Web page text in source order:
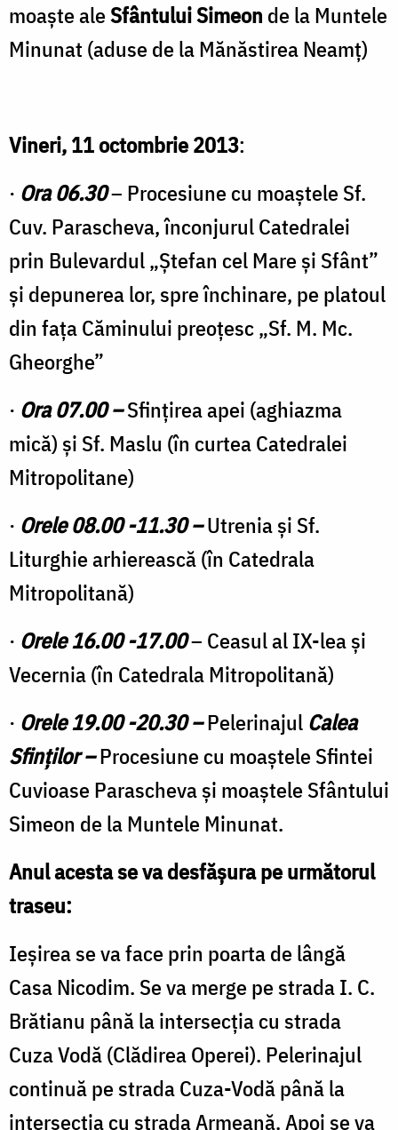
moaşte aleSfântului Simeon de la Muntele
Minunat (aduse de la Mănăstirea Neamț)
Vineri, 11 octombrie 2013:
· Ora 06.30– Procesiune cu moaştele Sf.
Cuv. Parascheva, înconjurul Catedralei
prin Bulevardul „Ştefan cel Mare şi Sfânt”
şi depunerea lor, spre închinare, pe platoul
din faţa Căminului preoțesc „Sf. M. Mc.
Gheorghe”
· Ora 07.00 –Sfinţirea apei (aghiazma
mică) și Sf. Maslu (în curtea Catedralei
Mitropolitane)
· Orele 08.00 -11.30–Utrenia şi Sf.
Liturghie arhierească (în Catedrala
Mitropolitană)
· Orele 16.00 -17.00– Ceasul al IX-lea și
Vecernia (în Catedrala Mitropolitană)
· Orele 19.00 -20.30 –Pelerinajul Calea
Sfinţilor –Procesiune cu moaştele Sfintei
Cuvioase Parascheva și moaștele Sfântului
Simeon de la Muntele Minunat.
Anul acesta se va desfăşura pe următorul
traseu:
Ieșirea se va face prin poarta de lângă
Casa Nicodim. Se va merge pe strada I. C.
Brătianu până la intersecția cu strada
Cuza Vodă (Clădirea Operei). Pelerinajul
continuă pe strada Cuza-Vodă până la
intersecția cu strada Armeană. Apoi se va